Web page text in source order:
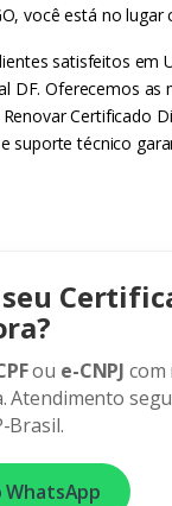
você está no lugar
satisfeitos em
DF. Oferecemos as
Certificado
suporte técnico
ou e-CNPJ com
Atendimento
Brasil.
WhatsApp